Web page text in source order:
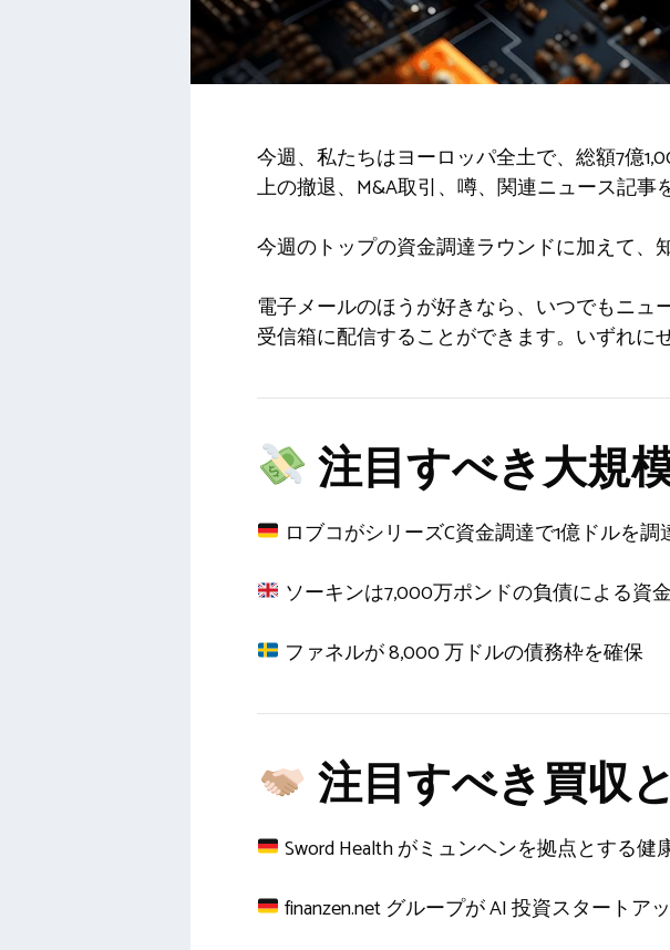
今週、私たちはヨーロッパ全土で、総額7億
上の撤退、M&A取引、噂、関連ニュース記事
今週のトップの資金調達ラウンドに加えて、
電子メールのほうが好きなら、いつでもニ
受信箱に配信することができます。いずれに
注目すべき大規
ロブコがシリーズC資金調達で1億ドルを調
ソーキンは7,000万ポンドの負債による資
ファネルが 8,000 万ドルの債務枠を確保
注目すべき買収
Sword Health がミュンヘンを拠点とする
finanzen.net グループが AI 投資スタートア